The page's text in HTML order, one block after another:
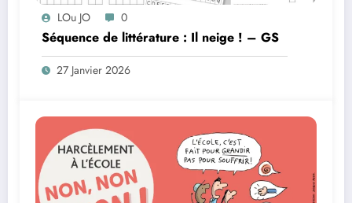
LOu JO 0
Séquence de littérature : Il neige ! – GS
27 Janvier 2026